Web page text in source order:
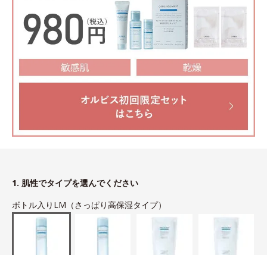
1. 肌性でタイプを選んでください
ボトル入りLM（さっぱり高保湿タイプ）